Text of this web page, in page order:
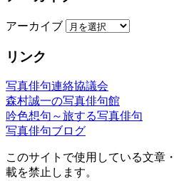
アーカイブ
リンク
写真俳句連絡協議会
森村誠一の写真俳句館
吟色想句～旅する写真俳句
写真俳句ブログ
このサイトで使用している文章
載を禁止します。